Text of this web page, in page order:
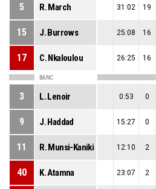
5 R. March 31:02 19
15 J. Burrows 25:08 16
17 C. Nkaloulou 26:25 16
BANC
3 L. Lenoir 0:53 0
9 J. Haddad 15:27 0
11 R. Munsi-Kaniki 12:10 2
40 K. Atamna 23:07 2